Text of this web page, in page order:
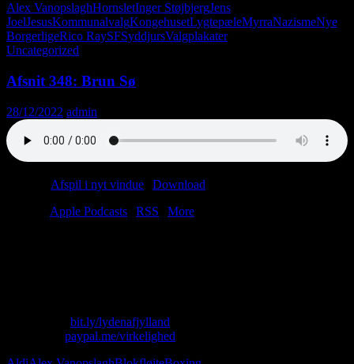
Alex VanopslaghHornsletInger StøjbjergJens
JoelJesusKommunalvalgKongehusetLygtepæleMyrraNazismeNye
BorgerligeRico RaySFSyddjursValgplakater
Uncategorized
Afsnit 348: Brun Sø
28/12/2022 admin
Afspil i nyt vindue Download
Apple Podcasts RSS
More
bit.ly/lydenafjylland
paypal.me/virkelighed